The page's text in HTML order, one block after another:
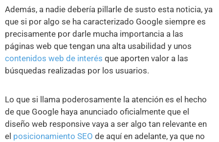
Además, a nadie debería pillarle de susto esta noticia, ya
que si por algo se ha caracterizado Google siempre es
precisamente por darle mucha importancia a las
páginas web que tengan una alta usabilidad y unos
contenidos web de interés que aporten valor a las
búsquedas realizadas por los usuarios.
Lo que si llama poderosamente la atención es el hecho
de que Google haya anunciado oficialmente que el
diseño web responsive vaya a ser algo tan relevante en
el posicionamiento SEO de aquí en adelante, ya que no